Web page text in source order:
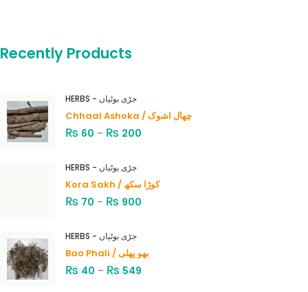
Recently Products
HERBS - جڑی بوٹیاں
Chhaal Ashoka / چھال اشوک
₨ 60 – ₨ 200
HERBS - جڑی بوٹیاں
Kora Sakh / کوڑا سکھ
₨ 70 – ₨ 900
HERBS - جڑی بوٹیاں
Bao Phali / بھو پھلی
₨ 40 – ₨ 549